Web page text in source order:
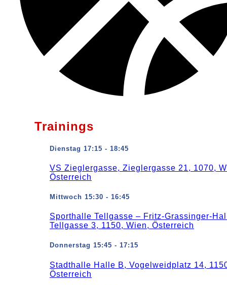
Trainings
Dienstag 17:15 - 18:45
VS Zieglergasse, Zieglergasse 21, 1070,
Österreich
Mittwoch 15:30 - 16:45
Sporthalle Tellgasse – Fritz-Grassinger-
Tellgasse 3, 1150, Wien, Österreich
Donnerstag 15:45 - 17:15
Stadthalle Halle B, Vogelweidplatz 14,
Österreich